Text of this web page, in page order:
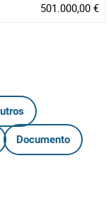
501.000,00 €
Documento